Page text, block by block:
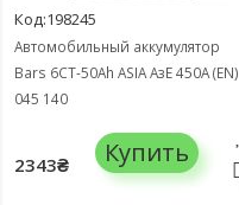
Код:198245
Автомобильный аккумулятор
Bars 6СТ-50Ah ASIA АзЕ 450А (EN)
045 140
2343₴ Купить